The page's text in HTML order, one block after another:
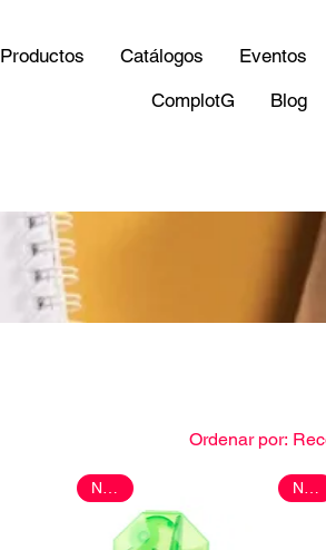
Productos Catálogos
Eventos
ComplotG
Blog
Ordenar por: